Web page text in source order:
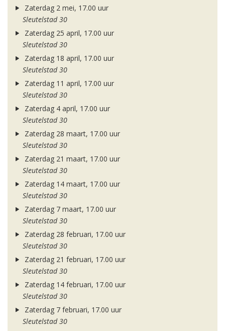
Zaterdag 2 mei, 17.00 uur
Sleutelstad 30
Zaterdag 25 april, 17.00 uur
Sleutelstad 30
Zaterdag 18 april, 17.00 uur
Sleutelstad 30
Zaterdag 11 april, 17.00 uur
Sleutelstad 30
Zaterdag 4 april, 17.00 uur
Sleutelstad 30
Zaterdag 28 maart, 17.00 uur
Sleutelstad 30
Zaterdag 21 maart, 17.00 uur
Sleutelstad 30
Zaterdag 14 maart, 17.00 uur
Sleutelstad 30
Zaterdag 7 maart, 17.00 uur
Sleutelstad 30
Zaterdag 28 februari, 17.00 uur
Sleutelstad 30
Zaterdag 21 februari, 17.00 uur
Sleutelstad 30
Zaterdag 14 februari, 17.00 uur
Sleutelstad 30
Zaterdag 7 februari, 17.00 uur
Sleutelstad 30